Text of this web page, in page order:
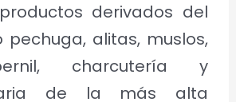
derivados del
pechuga, alitas, muslos,
charcutería y
de la más alta